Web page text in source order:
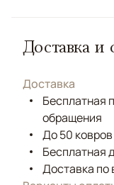
Доставка и
Доставка
Бесплатная
обращения
До 50
Бесплатная
Доставка по